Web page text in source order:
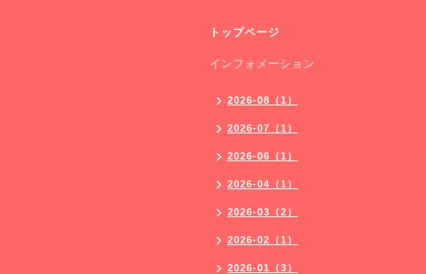
トップページ
インフォメーション
2026-08（1）
2026-07（1）
2026-06（1）
2026-04（1）
2026-03（2）
2026-02（1）
2026-01（3）